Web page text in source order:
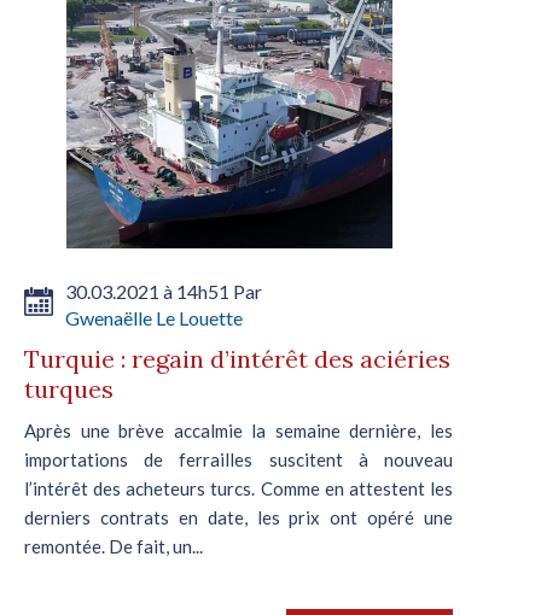
30.03.2021 à 14h51 Par
Gwenaëlle Le Louette
Turquie : regain d’intérêt des aciéries
turques
Après une brève accalmie la semaine dernière, les
importations de ferrailles suscitent à nouveau
l’intérêt des acheteurs turcs. Comme en attestent les
derniers contrats en date, les prix ont opéré une
remontée. De fait, un...